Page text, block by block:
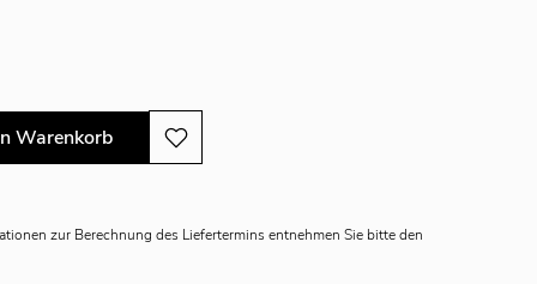
Warenkorb
zur Berechnung des Liefertermins entnehmen Sie bitte den